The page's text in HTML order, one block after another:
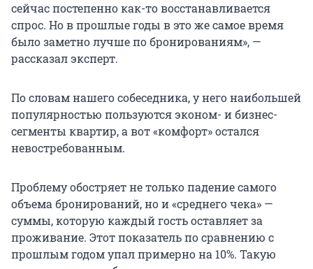
сейчас постепенно как-то восстанавливается
спрос. Но в прошлые годы в это же самое время
было заметно лучше по бронированиям», —
рассказал эксперт.
По словам нашего собеседника, у него наибольшей
популярностью пользуются эконом- и бизнес-
сегменты квартир, а вот «комфорт» остался
невостребованным.
Проблему обостряет не только падение самого
объема бронирований, но и «среднего чека» —
суммы, которую каждый гость оставляет за
проживание. Этот показатель по сравнению с
прошлым годом упал примерно на 10%. Такую